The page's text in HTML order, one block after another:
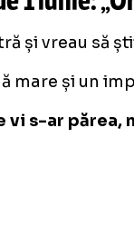
și vreau
mare și un
s-ar părea,